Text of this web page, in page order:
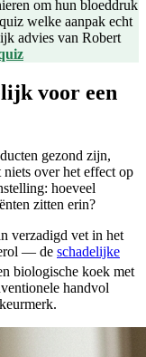
om hun bloeddruk
welke aanpak echt
advies van Robert
voor een
gezond zijn,
over het effect op
hoeveel
zitten erin?
verzadigd vet in het
— de schadelijke
biologische koek met
handvol